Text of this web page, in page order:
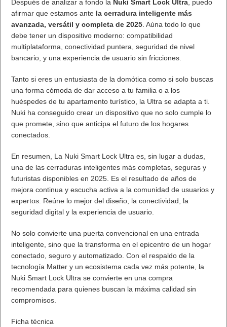
Después de analizar a fondo la Nuki Smart Lock Ultra, puedo
afirmar que estamos ante la cerradura inteligente más
avanzada, versátil y completa de 2025. Aúna todo lo que
debe tener un dispositivo moderno: compatibilidad
multiplataforma, conectividad puntera, seguridad de nivel
bancario, y una experiencia de usuario sin fricciones.
Tanto si eres un entusiasta de la domótica como si solo buscas
una forma cómoda de dar acceso a tu familia o a los
huéspedes de tu apartamento turístico, la Ultra se adapta a ti.
Nuki ha conseguido crear un dispositivo que no solo cumple lo
que promete, sino que anticipa el futuro de los hogares
conectados.
En resumen, La Nuki Smart Lock Ultra es, sin lugar a dudas,
una de las cerraduras inteligentes más completas, seguras y
futuristas disponibles en 2025. Es el resultado de años de
mejora continua y escucha activa a la comunidad de usuarios y
expertos. Reúne lo mejor del diseño, la conectividad, la
seguridad digital y la experiencia de usuario.
No solo convierte una puerta convencional en una entrada
inteligente, sino que la transforma en el epicentro de un hogar
conectado, seguro y automatizado. Con el respaldo de la
tecnología Matter y un ecosistema cada vez más potente, la
Nuki Smart Lock Ultra se convierte en una compra
recomendada para quienes buscan la máxima calidad sin
compromisos.
Ficha técnica